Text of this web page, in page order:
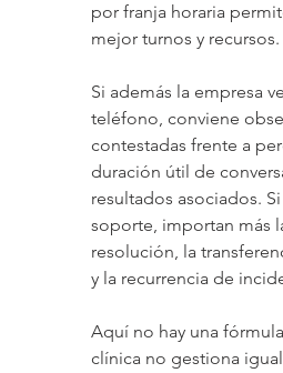
por franja horaria
mejor turnos y recursos.
Si además la empresa
teléfono, conviene
contestadas frente a
duración útil de
resultados asociados.
soporte, importan más
resolución, la
y la recurrencia de
Aquí no hay una
clínica no gestiona